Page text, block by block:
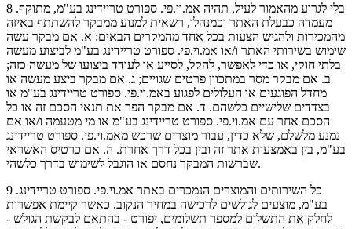
8 .בלי לגרוע מהאמור לעיל, תהיה אמ.וי.פי. ספורט טריידינג בע"מ, מתוקף
מעמדה כבעלת האתר וכמנהלו, רשאית למנוע ממבקר להשתתף באיזה
מהמכירות ולהגיש הצעות בכל אחד מהמקרים הבאים: א. אם מבקר עשה
שימוש בשירותי האתר ו/או אמ.וי.פי. ספורט טריידינג בע"מ לביצוע מעשה
בלתי חוקי, או כדי לאפשר, להקל, לסייע או לעודד ביצועו של מעשה כזה;
ב. אם מבקר מסר במתכוון פרטים שגויים; ג. אם מבקר ביצע מעשה או
מחדל הפוגעים או העלולים לפגוע באמ.וי.פי. ספורט טריידינג בע"מ או
בצדדים שלישיים כלשהם. ד. אם מבקר הפר את תנאי הסכם זה או כל
הסכם אחר עם אמ.וי.פי. ספורט טריידינג בע"מ או מי מטעמה ו/או אם
נמנע מלשלם, שלא כדין, עבור מוצרים שרכש מאמ.וי.פי. ספורט טריידינג
בע"מ, בין באמצעות אתר זה ובין בכל דרך אחרת. ה. אם כרטיס האשראי
שברשות המבקר נחסם או הוגבל לשימוש בדרך כלשהי.
9 .כל השירותים והמוצרים הנמכרים באתר אמ.וי.פי. ספורט טריידינג
בע"מ, מוצעים לגולשים לרכישה במחיר הנקוב. כאשר קיימת אפשרות
לחלק את התשלום למספר תשלומים, יפורט - בהתאם לבקשת הגולש -